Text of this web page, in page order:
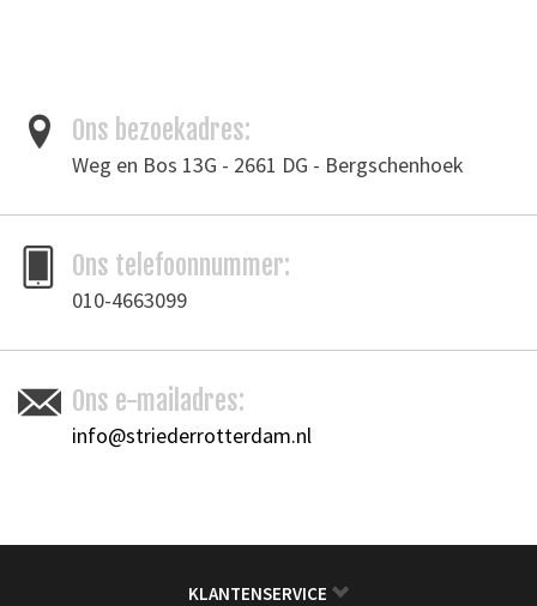
Toevoegen om te vergelijken
Ons bezoekadres:
Weg en Bos 13G - 2661 DG - Bergschenhoek
Ons telefoonnummer:
010-4663099
Ons e-mailadres:
info@striederrotterdam.nl
KLANTENSERVICE